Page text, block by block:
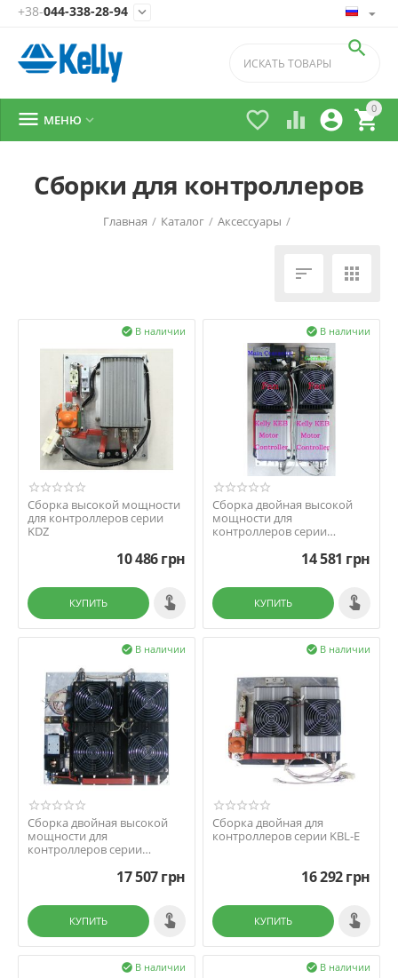
+38-044-338-28-94 
0


 

 МЕНЮ 
Сборки для контроллеров
Главная / Каталог / Аксессуары /
 
В наличии

Сборка высокой мощности
для контроллеров серии
KDZ
10 486грн
КУПИТЬ
В наличии

Сборка двойная высокой
мощности для
контроллеров серии
14 581 грн
КУПИТЬ
В наличии

Сборка двойная высокой
мощности для
контроллеров серии
17 507грн
КУПИТЬ
В наличии

Сборка двойная для
контроллеров серии KBL-E
16 292грн
КУПИТЬ
В наличии
 В наличии
